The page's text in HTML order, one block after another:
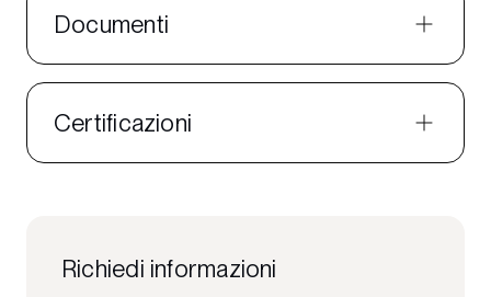
Documenti
Certificazioni
Richiedi informazioni